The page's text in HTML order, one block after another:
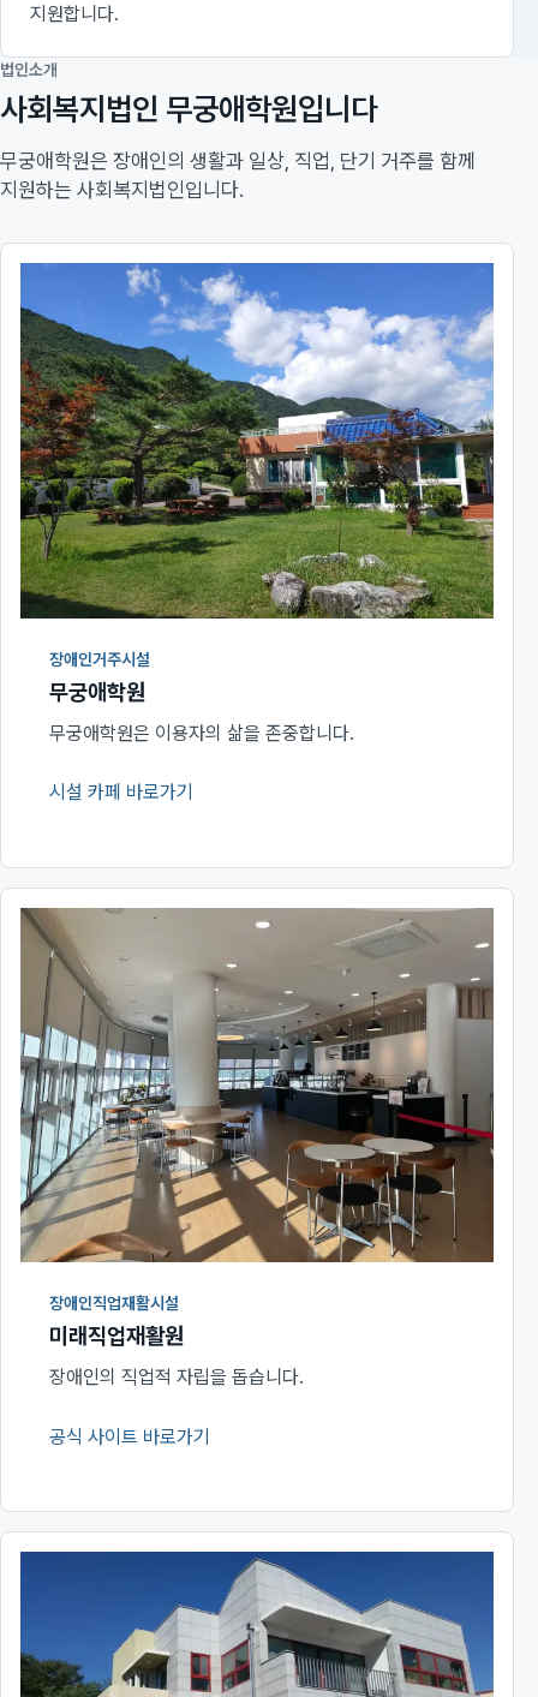
지원합니다.
법인소개
사회복지법인 무궁애학원입니다
무궁애학원은 장애인의 생활과 일상, 직업, 단기 거주를 함께
지원하는 사회복지법인입니다.
장애인거주시설
무궁애학원
무궁애학원은 이용자의 삶을 존중합니다.
시설 카페 바로가기
(새 창에서 열림)
장애인직업재활시설
미래직업재활원
장애인의 직업적 자립을 돕습니다.
공식 사이트 바로가기
(새 창에서 열림)